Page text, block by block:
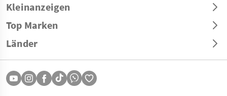
Kleinanzeigen
Top Marken
Länder